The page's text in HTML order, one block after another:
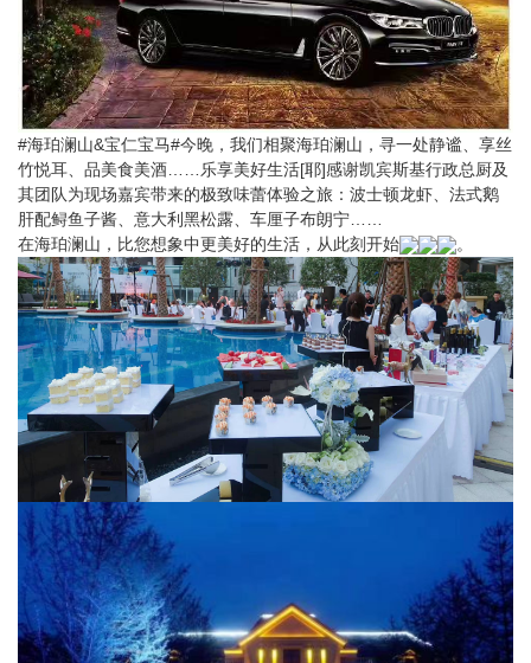
#海珀澜山&宝仁宝马#今晚，我们相聚海珀澜山，寻一处静谧、享丝
竹悦耳、品美食美酒……乐享美好生活[耶]感谢凯宾斯基行政总厨及
其团队为现场嘉宾带来的极致味蕾体验之旅：波士顿龙虾、法式鹅
肝配鲟鱼子酱、意大利黑松露、车厘子布朗宁……
在海珀澜山，比您想象中更美好的生活，从此刻开始
。